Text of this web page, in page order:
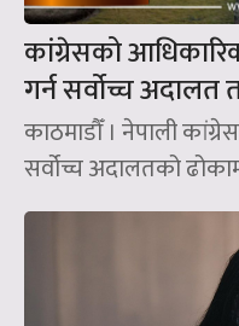
कांग्रेसको
गर्न सर्वोच्च अदालत
काठमाडौँ । नेपाली
सर्वोच्च अदालतको